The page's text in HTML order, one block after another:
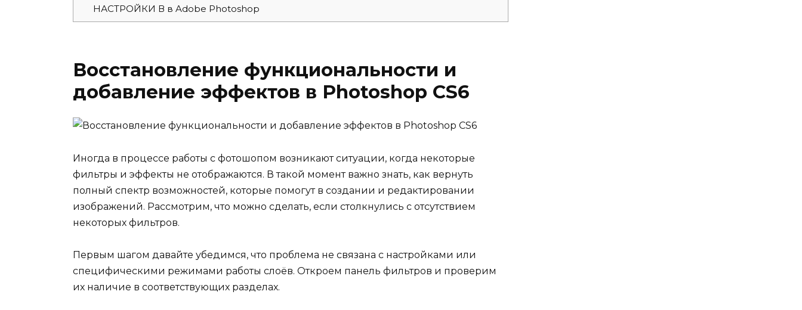
НАСТРОЙКИ В в Adobe Photoshop
Восстановление функциональности и
добавление эффектов в Photoshop CS6
Иногда в процессе работы с фотошопом возникают ситуации, когда некоторые
фильтры и эффекты не отображаются. В такой момент важно знать, как вернуть
полный спектр возможностей, которые помогут в создании и редактировании
изображений. Рассмотрим, что можно сделать, если столкнулись с отсутствием
некоторых фильтров.
Первым шагом давайте убедимся, что проблема не связана с настройками или
специфическими режимами работы слоёв. Откроем панель фильтров и проверим
их наличие в соответствующих разделах.